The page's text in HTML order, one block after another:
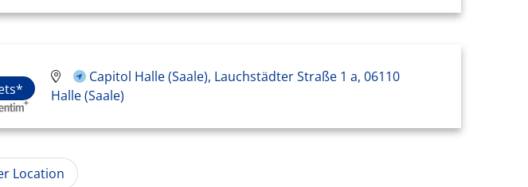
Capitol Halle (Saale), Lauchstädter Straße 1 a, 06110
Halle (Saale)
Location